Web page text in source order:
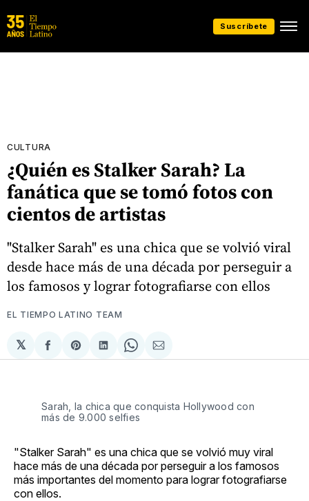
Suscríbete
CULTURA
¿Quién es Stalker Sarah? La
fanática que se tomó fotos con
cientos de artistas
"Stalker Sarah" es una chica que se volvió viral
desde hace más de una década por perseguir a
los famosos y lograr fotografiarse con ellos
EL TIEMPO LATINO TEAM
𝕏
Compartir
en
Share
on
Compartir
en
Share
on
Compartir
via
Sarah, la chica que conquista Hollywood con
más de 9.000 selfies
"Stalker Sarah" es una chica que se volvió muy viral
hace más de una década por perseguir a los famosos
más importantes del momento para lograr fotografiarse
con ellos.